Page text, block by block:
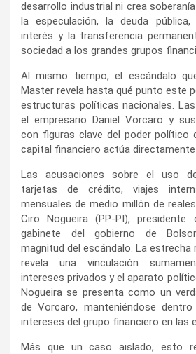
desarrollo industrial ni crea
la especulación, la deuda
interés y la transferencia
sociedad a los grandes grupos
Al mismo tiempo, el escándalo
Master revela hasta qué punto este
estructuras políticas nacionales.
el empresario Daniel Vorcaro y
con figuras clave del poder político
capital financiero actúa
Las acusaciones sobre el uso
tarjetas de crédito, viajes
mensuales de medio millón de
Ciro Nogueira (PP-PI),
gabinete del gobierno de
magnitud del escándalo. La estrecha
revela una vinculación
intereses privados y el aparato
Nogueira se presenta como un
de Vorcaro, manteniéndose
intereses del grupo financiero en las
Más que un caso aislado, esto